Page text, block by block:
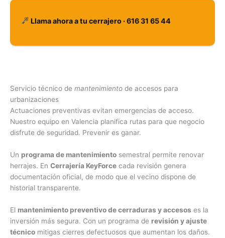
Llama ahora a tu cerrajero · 616 31 65 44
Servicio técnico de mantenimiento de accesos para
urbanizaciones
Actuaciones preventivas evitan emergencias de acceso.
Nuestro equipo en Valencia planifica rutas para que negocio
disfrute de seguridad. Prevenir es ganar.
Un programa de mantenimiento semestral permite renovar
herrajes. En Cerrajería KeyForce cada revisión genera
documentación oficial, de modo que el vecino dispone de
historial transparente.
El mantenimiento preventivo de cerraduras y accesos es la
inversión más segura. Con un programa de revisión y ajuste
técnico mitigas cierres defectuosos que aumentan los daños.